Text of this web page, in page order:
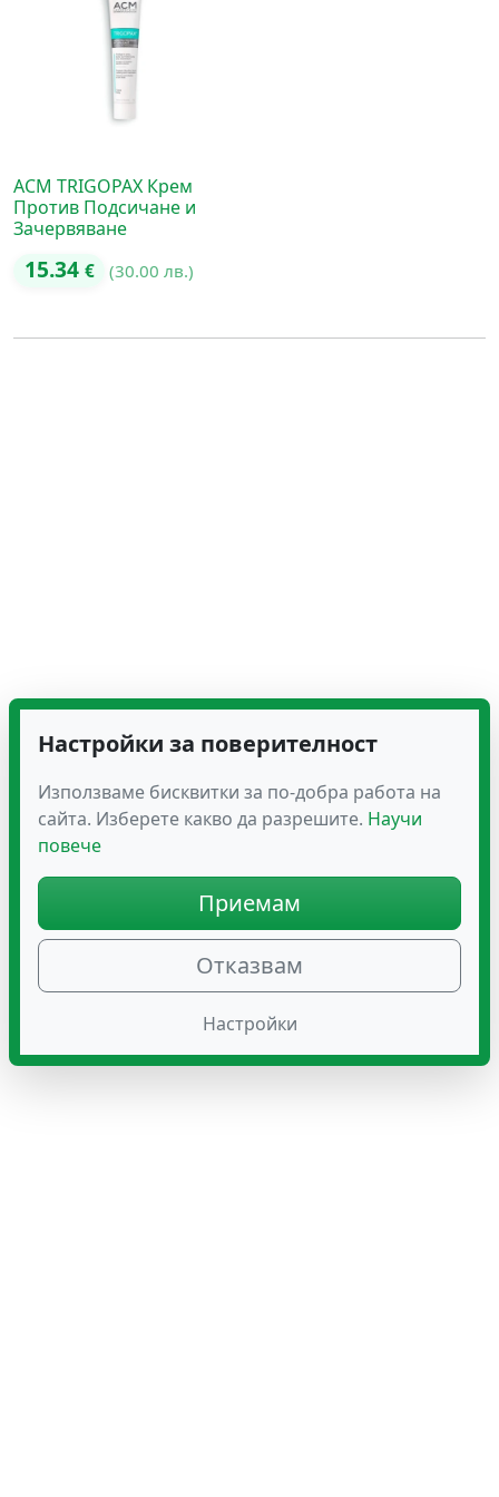
ACM TRIGOPAX Крем
Против Подсичане и
Зачервяване
15.34 € (30.00 лв.)
Настройки за поверителност
Използваме бисквитки за по-добра работа на
сайта. Изберете какво да разрешите. Научи
повече
Приемам
Отказвам
Настройки